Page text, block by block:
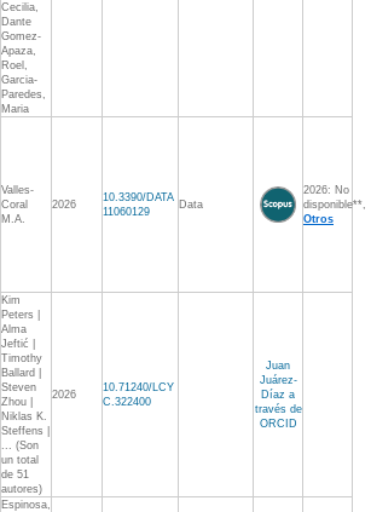
Cecilia,
Dante
Gomez-
Apaza,
Roel,
Garcia-
Paredes,
Maria
Valles-
Coral
M.A.
2026
10.3390/DATA
11060129
Data
2026: No
disponible**,
Otros
Kim
Peters |
Alma
Jeftić |
Timothy
Ballard |
Steven
Zhou |
Niklas K.
Steffens |
... (Son
un total
de 51
autores)
2026
10.71240/LCY
C.322400
Juan
Juárez-
Díaz a
través de
ORCID
Espinosa,